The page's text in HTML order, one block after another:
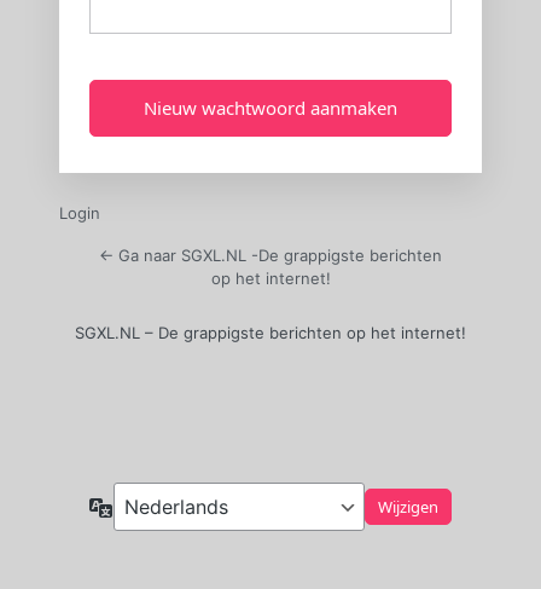
Login
← Ga naar SGXL.NL -De grappigste berichten
op het internet!
SGXL.NL – De grappigste berichten op het internet!
Taal